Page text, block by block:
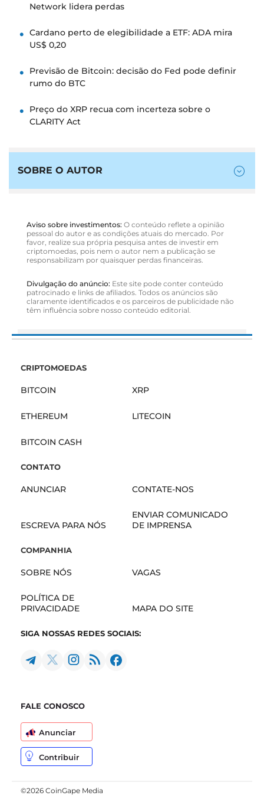
Network lidera perdas
Cardano perto de elegibilidade a ETF: ADA mira
US$ 0,20
Previsão de Bitcoin: decisão do Fed pode definir
rumo do BTC
Preço do XRP recua com incerteza sobre o
CLARITY Act
SOBRE O AUTOR
Aviso sobre investimentos: O conteúdo reflete a opinião
pessoal do autor e as condições atuais do mercado. Por
favor, realize sua própria pesquisa antes de investir em
criptomoedas, pois nem o autor nem a publicação se
responsabilizam por quaisquer perdas financeiras.
Divulgação do anúncio: Este site pode conter conteúdo
patrocinado e links de afiliados. Todos os anúncios são
claramente identificados e os parceiros de publicidade não
têm influência sobre nosso conteúdo editorial.
CRIPTOMOEDAS
BITCOIN XRP
ETHEREUM LITECOIN
BITCOIN CASH
CONTATO
ANUNCIAR CONTATE-NOS
ESCREVA PARA NÓS
ENVIAR COMUNICADO
DE IMPRENSA
COMPANHIA
SOBRE NÓS VAGAS
POLÍTICA DE
PRIVACIDADE
MAPA DO SITE
SIGA NOSSAS REDES SOCIAIS:
FALE CONOSCO
Anunciar
Contribuir
©2026 CoinGape Media